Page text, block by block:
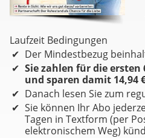
Laufzeit Bedingungen
Der Mindestbezug
Sie zahlen für die ersten
und sparen damit 14,94
Danach lesen Sie zum
Sie können Ihr Abo
Tagen in Textform (per
elektronischem Weg)